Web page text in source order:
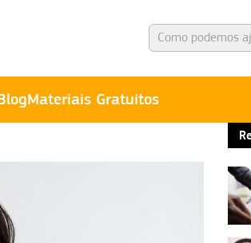
Materiais Gratuitos